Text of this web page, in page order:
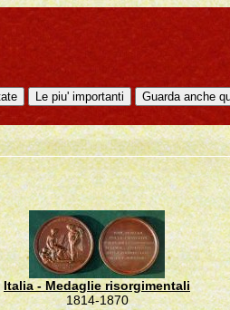
Italia - Medaglie risorgimentali
1814-1870